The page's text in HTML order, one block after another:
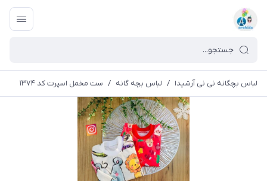
لباس بچگانه نی نی آرشیدا / لباس بچه گانه / ست مخمل اسپرت کد ۱۳۷۴